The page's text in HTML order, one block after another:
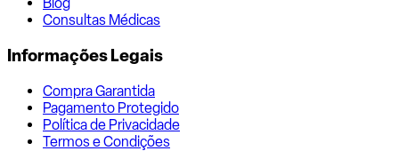
Consultas Médicas
Informações Legais
Compra Garantida
Pagamento Protegido
Política de Privacidade
Termos e Condições